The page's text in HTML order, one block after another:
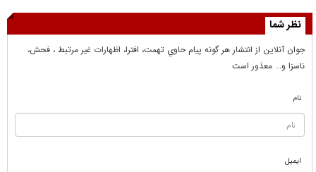
نظر شما
جوان آنلاين از انتشار هر گونه پيام حاوي تهمت، افترا، اظهارات غير مرتبط ، فحش،
ناسزا و... معذور است
نام
ایمیل